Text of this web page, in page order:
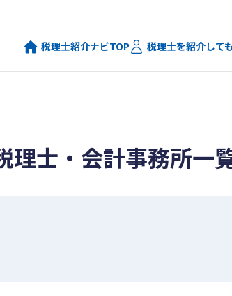
税理士紹介ナビTOP 税理士を紹介して
理士・会計事務所一